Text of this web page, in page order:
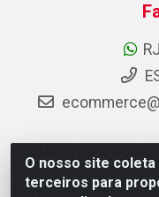
O nosso site
terceiros para
AC Araujo
São Cristóvão,